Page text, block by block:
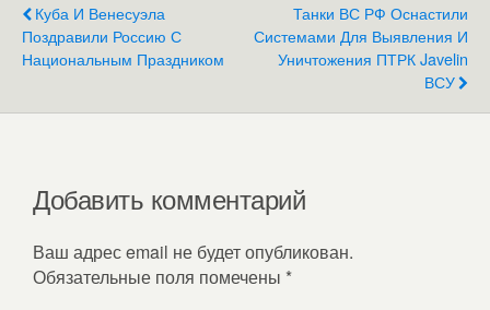
Куба И Венесуэла
Поздравили Россию С
Национальным Праздником
Танки ВС РФ Оснастили
Системами Для Выявления И
Уничтожения ПТРК Javelin
ВСУ
Добавить комментарий
Ваш адрес email не будет опубликован.
Обязательные поля помечены *